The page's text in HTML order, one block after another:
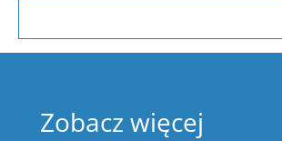
Zobacz więcej